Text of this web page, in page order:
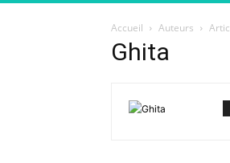
Accueil Auteurs
Ghita